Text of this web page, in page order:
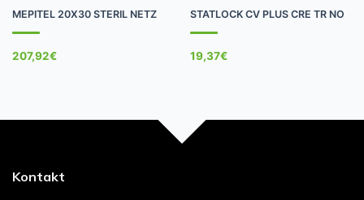
MEPITEL 20X30 STERIL NETZ
207,92€
STATLOCK CV PLUS CRE TR NO
19,37€
Kontakt